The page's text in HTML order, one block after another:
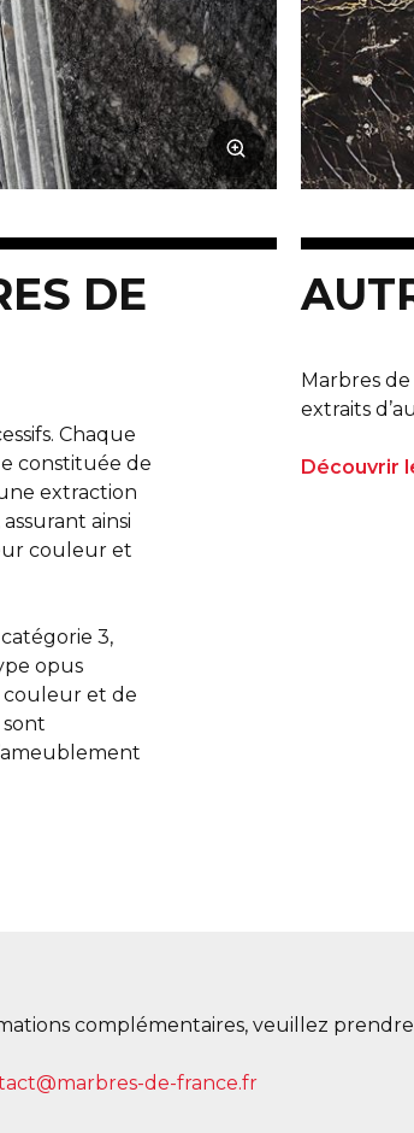
DE
Chaque
constituée de
extraction
ainsi
couleur et
3,
opus
couleur et de
Marbres
extraits
Découvrir
complémentaires, veuillez
de-france.fr